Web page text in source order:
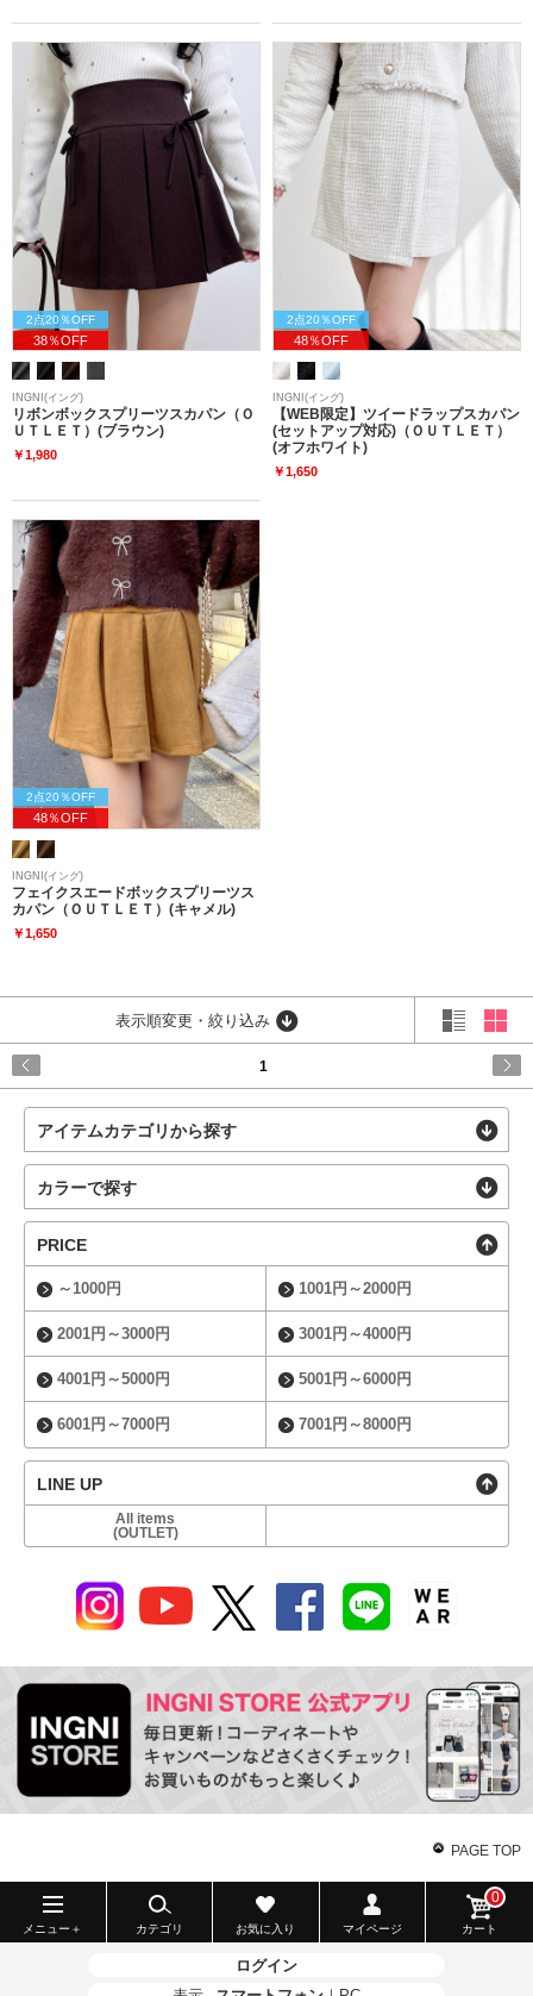
2点20％OFF
38％OFF
INGNI(イング)
リボンボックスプリーツスカパン（Ｏ
ＵＴＬＥＴ）(ブラウン)
￥1,980
2点20％OFF
48％OFF
INGNI(イング)
【WEB限定】ツイードラップスカパン
(セットアップ対応)（ＯＵＴＬＥＴ）
(オフホワイト)
￥1,650
2点20％OFF
48％OFF
INGNI(イング)
フェイクスエードボックスプリーツス
カパン（ＯＵＴＬＥＴ）(キャメル)
￥1,650
表示順変更・絞り込み
1
アイテムカテゴリから探す
カラーで探す
PRICE
～1000円 1001円～2000円
2001円～3000円 3001円～4000円
4001円～5000円 5001円～6000円
6001円～7000円 7001円～8000円
LINE UP
All items
(OUTLET)
PAGE TOP
メニュー＋ カテゴリ お気に入り マイページ カート
0
ログイン